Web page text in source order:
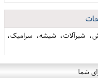
شیرآلات، شیشه، سرامیک،
شما